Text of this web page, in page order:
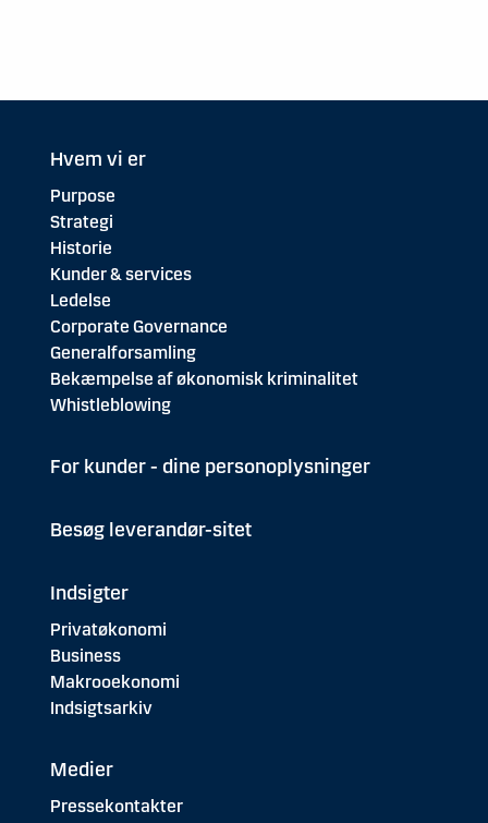
Hvem vi er
Purpose
Strategi
Historie
Kunder & services
Ledelse
Corporate Governance
Generalforsamling
Bekæmpelse af økonomisk kriminalitet
Whistleblowing
For kunder - dine personoplysninger
Besøg leverandør-sitet
Indsigter
Privatøkonomi
Business
Makrooekonomi
Indsigtsarkiv
Medier
Pressekontakter